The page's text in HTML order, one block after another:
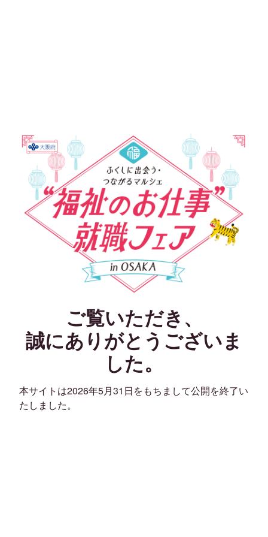
ご覧いただき、
誠にありがとうございま
した。
本サイトは2026年5月31日をもちまして公開を終了い
たしました。